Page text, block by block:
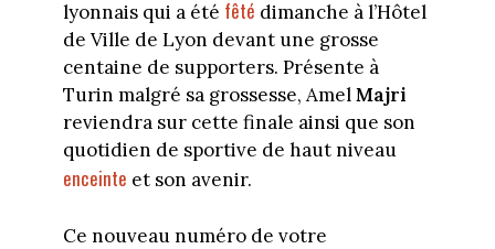
lyonnais qui a été fêté dimanche à l’Hôtel
de Ville de Lyon devant une grosse
centaine de supporters. Présente à
Turin malgré sa grossesse, AmelMajri
reviendra sur cette finale ainsi que son
quotidien de sportive de haut niveau
enceinte et son avenir.
Ce nouveau numéro de votre